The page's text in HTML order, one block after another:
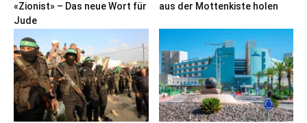
«Zionist» – Das neue Wort für
Jude
aus der Mottenkiste holen